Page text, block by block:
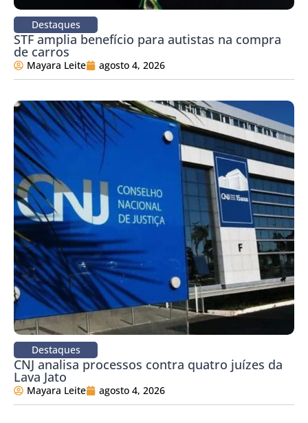
Destaques
STF amplia benefício para autistas na compra
de carros
Mayara Leite agosto 4, 2026
Destaques
CNJ analisa processos contra quatro juízes da
Lava Jato
Mayara Leite agosto 4, 2026